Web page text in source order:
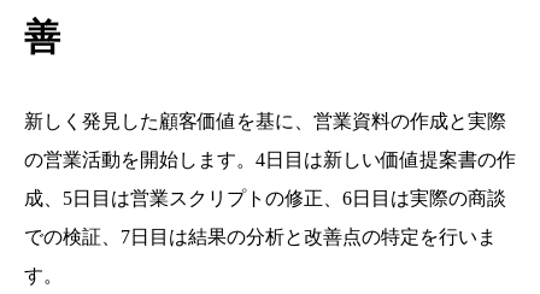
善
新しく発見した顧客価値を基に、営業資料の作成と実際
の営業活動を開始します。4日目は新しい価値提案書の作
成、5日目は営業スクリプトの修正、6日目は実際の商談
での検証、7日目は結果の分析と改善点の特定を行いま
す。